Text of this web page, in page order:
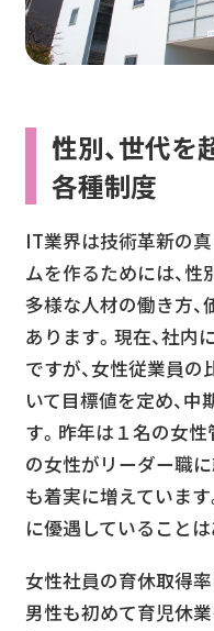
性別、世代を
各種制度
IT業界は技術革新の
ムを作るためには、性
多様な人材の働き方
あります。現在、社
ですが、女性従業員の
いて目標値を定め、
す。昨年は１名の女
の女性がリーダー職
も着実に増えています
に優遇していることは
女性社員の育休取得
男性も初めて育児休